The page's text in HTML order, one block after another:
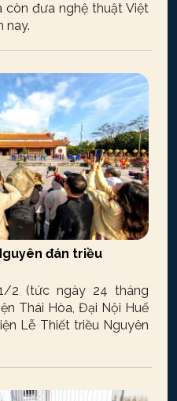
còn đưa nghệ thuật Việt
nay.
đán triều
2 (tức ngày 24 tháng
Thái Hòa, Đại Nội Huế
Lễ Thiết triều Nguyên